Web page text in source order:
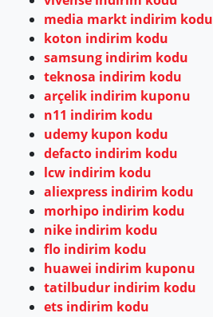
media markt indirim kodu
koton indirim kodu
samsung indirim kodu
teknosa indirim kodu
arçelik indirim kuponu
n11 indirim kodu
udemy kupon kodu
defacto indirim kodu
lcw indirim kodu
aliexpress indirim kodu
morhipo indirim kodu
nike indirim kodu
flo indirim kodu
huawei indirim kuponu
tatilbudur indirim kodu
ets indirim kodu